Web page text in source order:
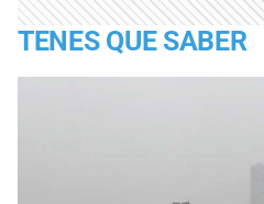
TENES QUE SABER